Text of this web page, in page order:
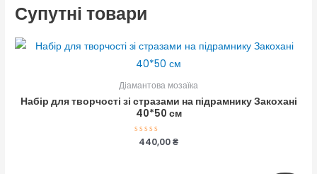
Супутні товари
Діамантова мозаїка
Набір для творчості зі стразами на підрамнику Закохані
40*50 см
Оцінено
440,00₴